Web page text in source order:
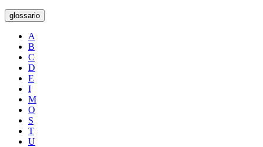
glossario
A
B
C
D
E
I
M
O
S
T
U